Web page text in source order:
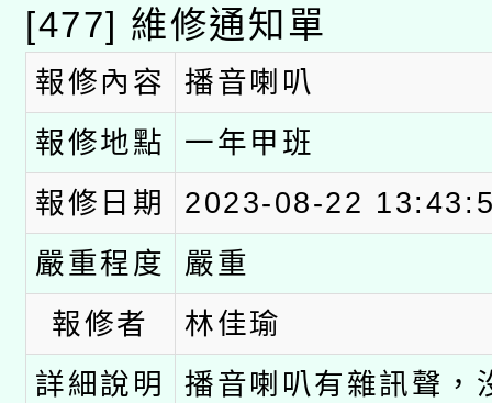
告之原住民族歲時祭儀
案。
兒童少年暑期犯罪預防
答一案
有關本府115年70歲以
員健康講座「吃得安心
心」，鼓勵退休同仁踴
案。
本校115學年度第2次
甄選結果公告(無人報
適應運動共學行動站研
本館辦理115年度閱讀
暨閱讀推動專業研習
科技賦能─人工智慧
礎課程
A3數位素養講師名單
[477] 維修通知單
報修內容
播音喇叭
報修地點
一年甲班
報修日期
2023-08-22
嚴重程度
嚴重
報修者
林佳瑜
詳細說明
播音喇叭有雜訊聲，